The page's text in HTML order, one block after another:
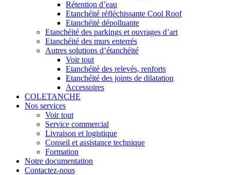
Rétention d’eau
Etanchéité réfléchissante Cool Roof
Etanchéité dépolluante
Etanchéité des parkings et ouvrages d’art
Etanchéité des murs enterrés
Autres solutions d’étanchéité
Voir tout
Etanchéité des relevés, renforts
Etanchéité des joints de dilatation
Accessoires
COLETANCHE
Nos services
Voir tout
Service commercial
Livraison et logistique
Conseil et assistance technique
Formation
Notre documentation
Contactez-nous